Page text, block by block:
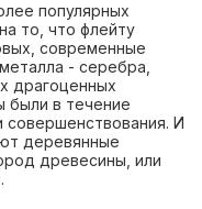
популярных
то, что флейту
современные
- серебра,
драгоценных
были в течение
совершенствования. И
деревянные
древесины, или